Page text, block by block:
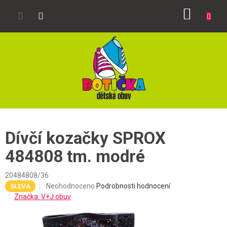
Dívčí kozačky SPROX
484808 tm. modré
20484808/36
SLEVA
Průměrné
hodnocení
je
0,0
Neohodnoceno Podrobnosti hodnocení
Značka: V+J obuv